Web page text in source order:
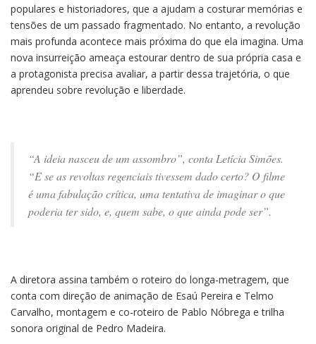
populares e historiadores, que a ajudam a costurar memórias e
tensões de um passado fragmentado. No entanto, a revolução
mais profunda acontece mais próxima do que ela imagina. Uma
nova insurreição ameaça estourar dentro de sua própria casa e
a protagonista precisa avaliar, a partir dessa trajetória, o que
aprendeu sobre revolução e liberdade.
“A ideia nasceu de um assombro”, conta Letícia Simões.
“E se as revoltas regenciais tivessem dado certo? O filme
é uma fabulação crítica, uma tentativa de imaginar o que
poderia ter sido, e, quem sabe, o que ainda pode ser”.
A diretora assina também o roteiro do longa-metragem, que
conta com direção de animação de Esaú Pereira e Telmo
Carvalho, montagem e co-roteiro de Pablo Nóbrega e trilha
sonora original de Pedro Madeira.